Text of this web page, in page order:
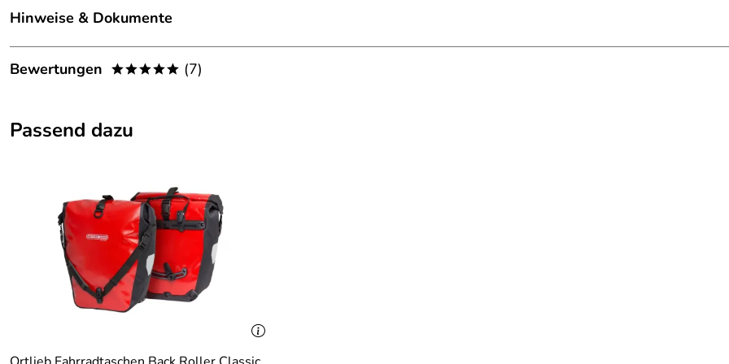
Hinweise & Dokumente
Dokumente zum Download:
Bewertungen ***** (7)
5
*****
Verifizierte Bewertung
Ich habe die Ortlieb Innentaschen gekauft. Sie lassen sich gut handhaben. Passen genau in die Gepäcktaschen. Alles
Kaufdatum: 18.01.2024
Passend dazu